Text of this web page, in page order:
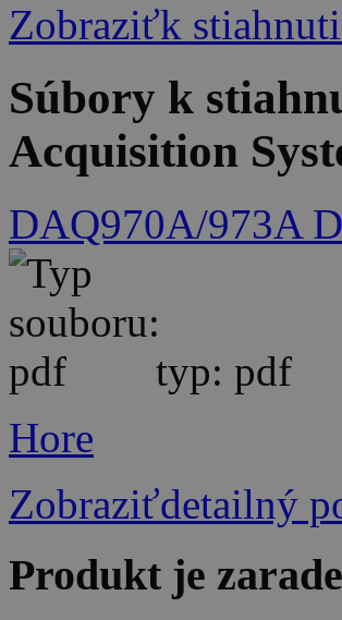
Zobraziťk
Súbory k
Acquisition
DAQ970A/973A
typ: pdf
Hore
Zobraziťdetailný
Produkt je